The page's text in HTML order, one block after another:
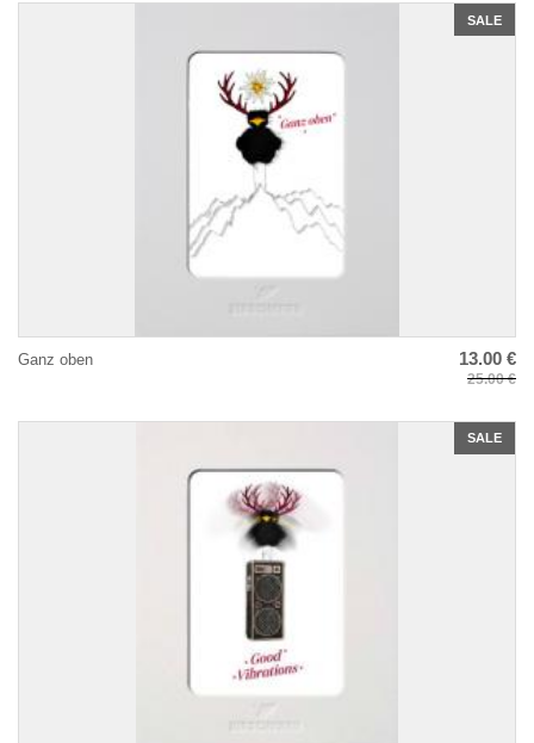
SALE
Ganz oben 13.00 €
25.00 €
SALE